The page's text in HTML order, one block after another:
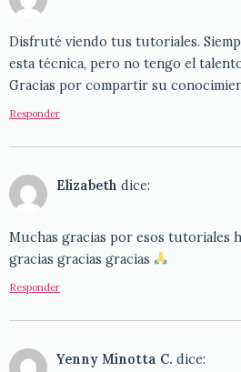
Disfruté viendo tus tutoriales.
esta técnica, pero no tengo el
Gracias por compartir su
Responder
Elizabeth dice:
Muchas gracias por esos tutoriales
gracias gracias gracias
Responder
Yenny Minotta C. dice: